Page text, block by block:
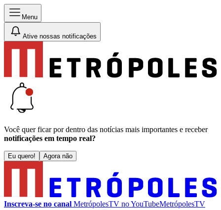
Menu
Ative nossas notificações
Você quer ficar por dentro das notícias mais importantes e receber
notificações em tempo real?
Eu quero! Agora não
Inscreva-se no canal MetrópolesTV noYouTubeMetrópolesTV